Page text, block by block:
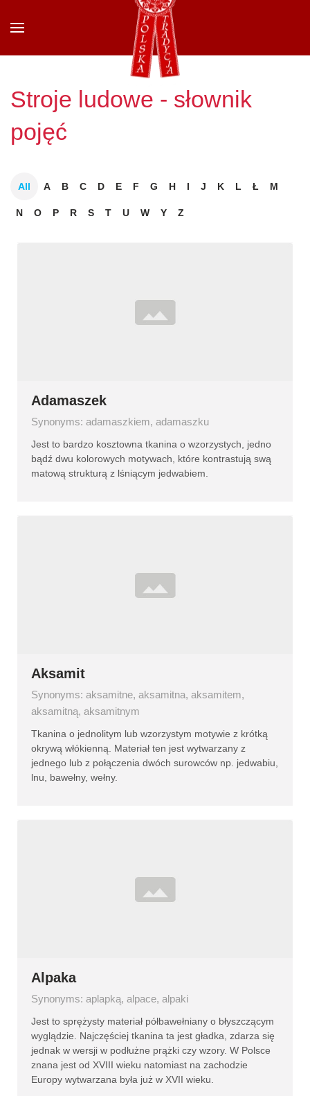
Przejdź do głównej treści
Stroje ludowe - słownik
pojęć
All A B C D E F G H I J K L Ł M
N O P R S T U W Y Z
Adamaszek
Synonyms: adamaszkiem, adamaszku
Jest to bardzo kosztowna tkanina o wzorzystych, jedno
bądź dwu kolorowych motywach, które kontrastują swą
matową strukturą z lśniącym jedwabiem.
Aksamit
Synonyms: aksamitne, aksamitna, aksamitem,
aksamitną, aksamitnym
Tkanina o jednolitym lub wzorzystym motywie z krótką
okrywą włókienną. Materiał ten jest wytwarzany z
jednego lub z połączenia dwóch surowców np. jedwabiu,
lnu, bawełny, wełny.
Alpaka
Synonyms: aplapką, alpace, alpaki
Jest to sprężysty materiał półbawełniany o błyszczącym
wyglądzie. Najczęściej tkanina ta jest gładka, zdarza się
jednak w wersji w podłużne prążki czy wzory. W Polsce
znana jest od XVIII wieku natomiast na zachodzie
Europy wytwarzana była już w XVII wieku.